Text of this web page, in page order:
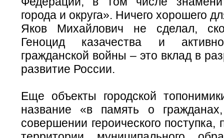
города и округа». Ничего хорошего
Яков Михайлович не сделал,
Геноцид казачества и
гражданской войны – это вклад в
развитие России.
Еще объекты городской
название «в память о
совершении героического